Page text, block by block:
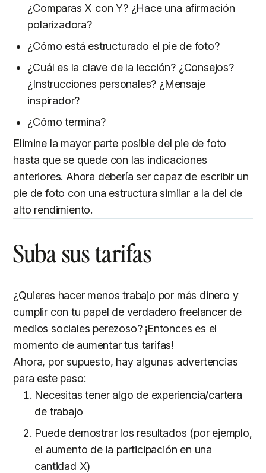
¿Comparas X con Y? ¿Hace una afirmación
polarizadora?
¿Cómo está estructurado el pie de foto?
¿Cuál es la clave de la lección? ¿Consejos?
¿Instrucciones personales? ¿Mensaje
inspirador?
¿Cómo termina?
Elimine la mayor parte posible del pie de foto
hasta que se quede con las indicaciones
anteriores. Ahora debería ser capaz de escribir un
pie de foto con una estructura similar a la del de
alto rendimiento.
Suba sus tarifas
¿Quieres hacer menos trabajo por más dinero y
cumplir con tu papel de verdadero freelancer de
medios sociales perezoso? ¡Entonces es el
momento de aumentar tus tarifas!
Ahora, por supuesto, hay algunas advertencias
para este paso:
Necesitas tener algo de experiencia/cartera
de trabajo
Puede demostrar los resultados (por ejemplo,
el aumento de la participación en una
cantidad X)